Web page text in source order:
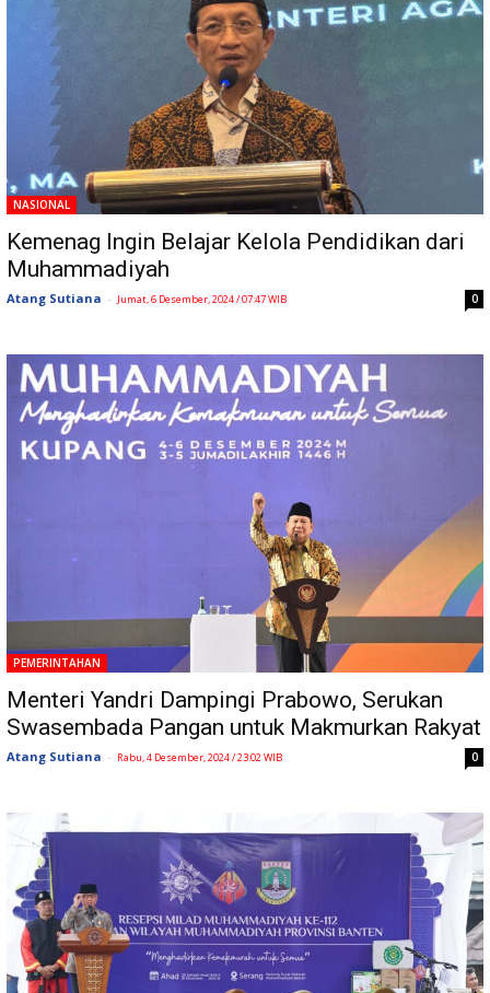
NASIONAL
Kemenag Ingin Belajar Kelola Pendidikan dari
Muhammadiyah
Atang Sutiana - Jumat, 6 Desember, 2024 / 07:47 WIB 0
PEMERINTAHAN
Menteri Yandri Dampingi Prabowo, Serukan
Swasembada Pangan untuk Makmurkan Rakyat
Atang Sutiana - Rabu, 4 Desember, 2024 / 23:02 WIB 0